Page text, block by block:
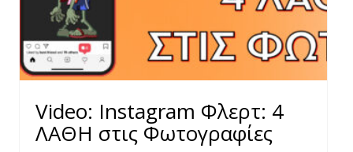
Video: Instagram Φλερτ: 4
ΛΑΘΗ στις Φωτογραφίες